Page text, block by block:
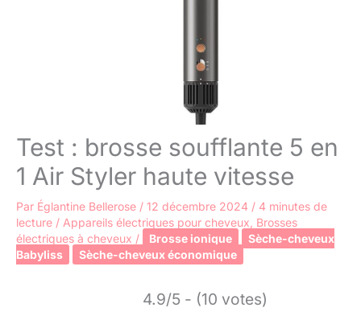
Test : brosse soufflante 5 en
1 Air Styler haute vitesse
Par Églantine Bellerose / 12 décembre 2024 / 4 minutes de
lecture / Appareils électriques pour cheveux Brosses
électriques à cheveux / Brosse ionique
Sèche-cheveux
Babyliss
Sèche-cheveux économique
4.9/5 - (10 votes)